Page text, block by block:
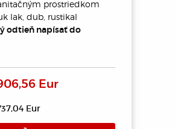
prostriedkom
lak, dub, rustikal
odtieň napísať do
Eur
Eur